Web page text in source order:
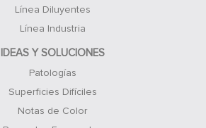
Línea Diluyentes
Línea Industria
IDEAS Y SOLUCIONES
Patologías
Superficies Difíciles
Notas de Color